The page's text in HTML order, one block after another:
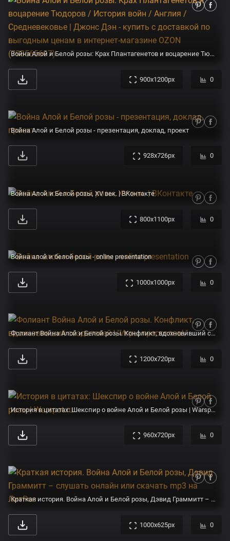
Война Алой и Белой розы: Крах Плантагенетов и воцарение Тюдоров / История войн / Англия / Средневековье | Джонс Дэн - купить с доставкой по выгодным ценам в интернет-магазине OZON (798565697)
900x1200px 0
Война Алой и Белой розы - презентация, доклад, проект
928x726px 0
Война Алой и Белой розы, XV век. | ВКонтакте
800x1100px 0
Война алой и белой розы - online presentation
1000x1000px 0
Фолиант Война Алой и Белой розы. Конфликт, вдохновивший создателей \"Игры престолов\"
1200x720px 0
История в цитатах: Шекспир о войне Алой и Белой розы | Warspot.ru
960x720px 0
Краткая история. Война Алой и Белой розы, Дэвид Граммитт – слушать онлайн или скачать mp3 на ЛитРес
1000x625px 0